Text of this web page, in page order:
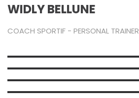
WIDLY BELLUNE
COACH SPORTIF - PERSONAL TRAINER